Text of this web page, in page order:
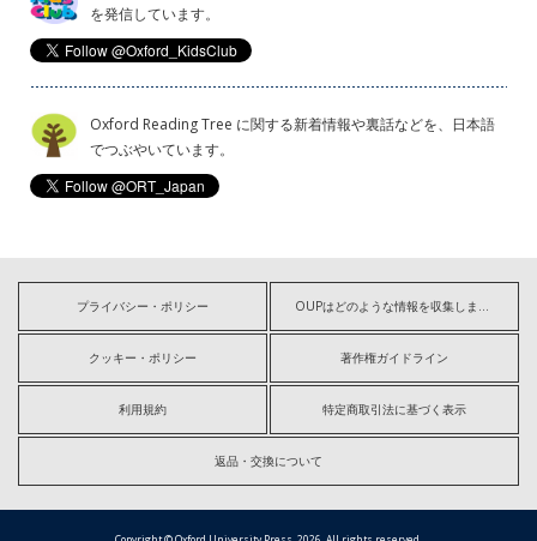
を発信しています。
Oxford Reading Tree に関する新着情報や裏話などを、日本語
でつぶやいています。
プライバシー・ポリシー
クッキー・ポリシー 著作権ガイドライン
利用規約 特定商取引法に基づく表示
返品・交換について